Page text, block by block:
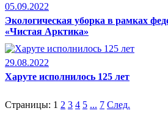
05.09.2022
Экологическая уборка в рамках
«Чистая Арктика»
29.08.2022
Харуте исполнилось 125 лет
Страницы: 1 2 3 4 5 ... 7 След.